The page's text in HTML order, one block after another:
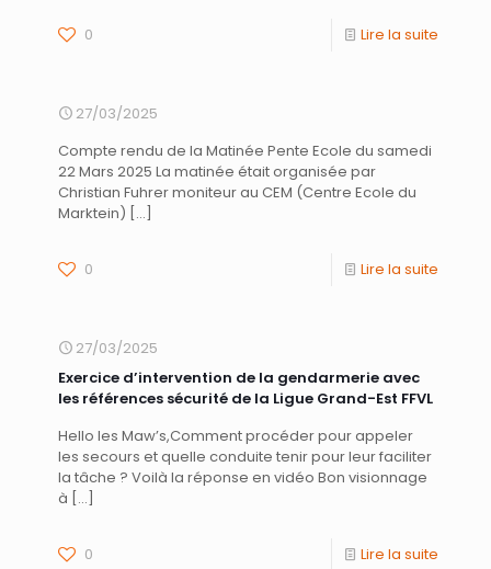
0 Lire la suite
27/03/2025
Compte rendu de la Matinée Pente Ecole du samedi
22 Mars 2025 La matinée était organisée par
Christian Fuhrer moniteur au CEM (Centre Ecole du
Marktein) […]
0 Lire la suite
27/03/2025
Exercice d’intervention de la gendarmerie avec
les références sécurité de la Ligue Grand-Est FFVL
Hello les Maw’s,Comment procéder pour appeler
les secours et quelle conduite tenir pour leur faciliter
la tâche ? Voilà la réponse en vidéo Bon visionnage
à […]
0 Lire la suite